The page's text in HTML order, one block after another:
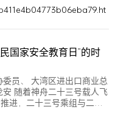
国家安全教育日”的时
员、 大湾区进出口商业总
随着神舟二十三号载人飞
进，二十三号乘组与二